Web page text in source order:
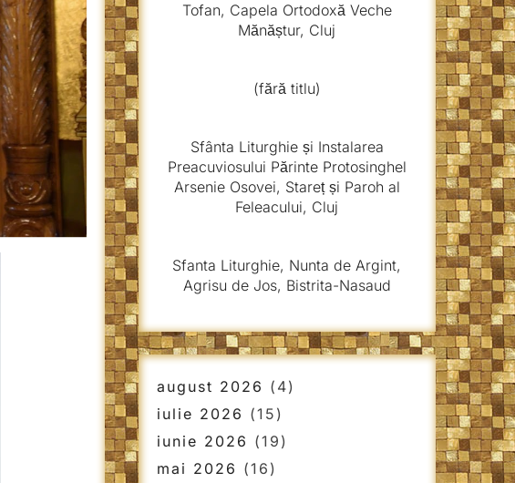
Tofan, Capela Ortodoxă Veche
Mănăștur, Cluj
(fără titlu)
Sfânta Liturghie și Instalarea
Preacuviosului Părinte Protosinghel
Arsenie Osovei, Stareț și Paroh al
Feleacului, Cluj
Sfanta Liturghie, Nunta de Argint,
Agrisu de Jos, Bistrita-Nasaud
august 2026 (4)
iulie 2026 (15)
iunie 2026 (19)
mai 2026 (16)